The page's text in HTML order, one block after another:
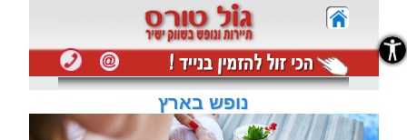
נופש בארץ
נגישות